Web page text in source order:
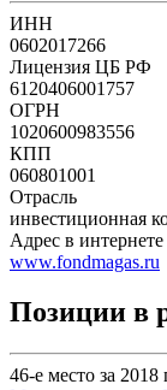
ИНН
0602017266
Лицензия ЦБ РФ
6120406001757
ОГРН
1020600983556
КПП
060801001
Отрасль
инвестиционная
Адрес в интернете
www.fondmagas.ru
Позиции в
46-е место за 2018